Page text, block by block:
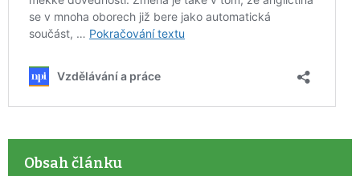
Obsah článku